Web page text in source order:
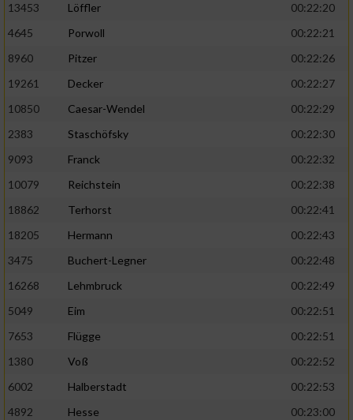
13453
Löffler
00:22:20
4645
Porwoll
00:22:21
8960
Pitzer
00:22:26
19261
Decker
00:22:27
10850
Caesar-Wendel
00:22:29
2383
Staschöfsky
00:22:30
9093
Franck
00:22:32
10079
Reichstein
00:22:38
18862
Terhorst
00:22:41
18205
Hermann
00:22:43
3475
Buchert-Legner
00:22:48
16268
Lehmbruck
00:22:49
5049
Eim
00:22:51
7653
Flügge
00:22:51
1380
Voß
00:22:52
6002
Halberstadt
00:22:53
4892
Hesse
00:23:00